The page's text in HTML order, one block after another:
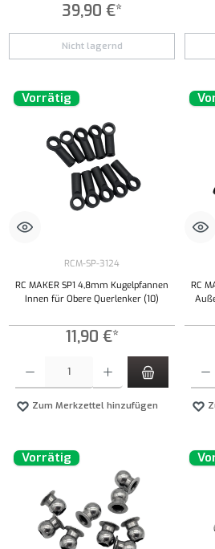
39,90 €*
Nicht lagernd
Vorrätig
RCM-SP-3124
RC MAKER SP1 4,8mm Kugelpfannen
Innen für Obere Querlenker (10)
11,90 €*
Zum Merkzettel hinzufügen
RC
Vorrätig